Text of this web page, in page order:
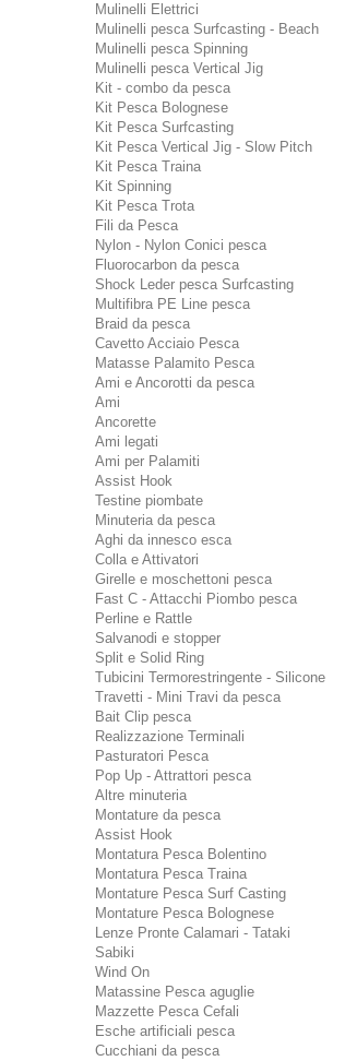
Mulinelli Elettrici
Mulinelli pesca Surfcasting - Beach
Mulinelli pesca Spinning
Mulinelli pesca Vertical Jig
Kit - combo da pesca
Kit Pesca Bolognese
Kit Pesca Surfcasting
Kit Pesca Vertical Jig - Slow Pitch
Kit Pesca Traina
Kit Spinning
Kit Pesca Trota
Fili da Pesca
Nylon - Nylon Conici pesca
Fluorocarbon da pesca
Shock Leder pesca Surfcasting
Multifibra PE Line pesca
Braid da pesca
Cavetto Acciaio Pesca
Matasse Palamito Pesca
Ami e Ancorotti da pesca
Ami
Ancorette
Ami legati
Ami per Palamiti
Assist Hook
Testine piombate
Minuteria da pesca
Aghi da innesco esca
Colla e Attivatori
Girelle e moschettoni pesca
Fast C - Attacchi Piombo pesca
Perline e Rattle
Salvanodi e stopper
Split e Solid Ring
Tubicini Termorestringente - Silicone
Travetti - Mini Travi da pesca
Bait Clip pesca
Realizzazione Terminali
Pasturatori Pesca
Pop Up - Attrattori pesca
Altre minuteria
Montature da pesca
Assist Hook
Montatura Pesca Bolentino
Montatura Pesca Traina
Montature Pesca Surf Casting
Montature Pesca Bolognese
Lenze Pronte Calamari - Tataki
Sabiki
Wind On
Matassine Pesca aguglie
Mazzette Pesca Cefali
Esche artificiali pesca
Cucchiani da pesca